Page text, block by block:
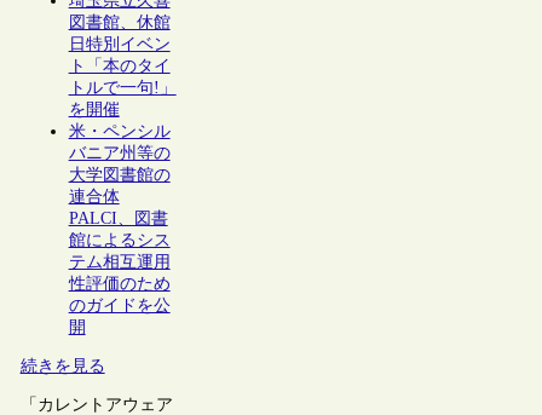
図書館、休館
日特別イベン
ト「本のタイ
トルで一句!」
を開催
米・ペンシル
バニア州等の
大学図書館の
連合体
PALCI、図書
館によるシス
テム相互運用
性評価のため
のガイドを公
開
続きを見る
「カレントアウェア